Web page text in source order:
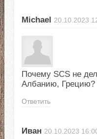
Michael 20.10.2023
Почему SCS не
Албанию, Грецию?
Ответить
Иван 20.10.2023